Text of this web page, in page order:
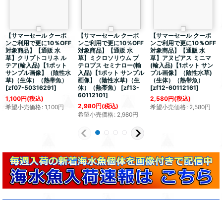
【サマーセール クーポ
ンご利用で更に10％OFF
対象商品】【通販 水
草】クリプトコリネ ル
テア(輸入品)【1ポット
サンプル画像】（陰性水
草)（生体）（熱帯魚）
[zf07-50316291]
1,100円(税込)
希望小売価格: 1,100円
【サマーセール クーポ
ンご利用で更に10％OFF
対象商品】【通販 水
草】ミクロソリウム プ
テロプス セミナロー(輸
入品)【1ポット サンプル
画像】（陰性水草)（生
体）（熱帯魚）
[zf13-
60112101]
2,980円(税込)
希望小売価格: 2,980円
【サマーセール クーポ
ンご利用で更に10％OFF
対象商品】【通販 水
草】アヌビアス ミニマ
(輸入品)【1ポット サン
プル画像】（陰性水草)
（生体）（熱帯魚）
[zf12-60112161]
2,580円(税込)
希望小売価格: 2,580円